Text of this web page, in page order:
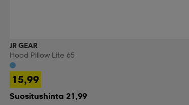
JR GEAR
Hood Pillow Lite 65
15,99
Suositushinta 21,99